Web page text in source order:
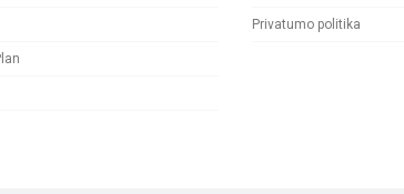
Privatumo politika